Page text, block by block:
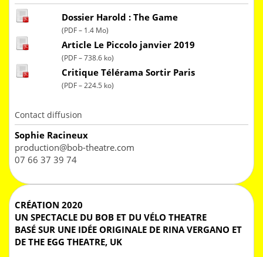
Dossier Harold : The Game
(PDF – 1.4 Mo)
Article Le Piccolo janvier 2019
(PDF – 738.6 ko)
Critique Télérama Sortir Paris
(PDF – 224.5 ko)
Contact diffusion
Sophie Racineux
production@bob-theatre.com
07 66 37 39 74
CRÉATION 2020
UN SPECTACLE DU BOB ET DU VÉLO THEATRE
BASÉ SUR UNE IDÉE ORIGINALE DE RINA VERGANO ET
DE THE EGG THEATRE, UK